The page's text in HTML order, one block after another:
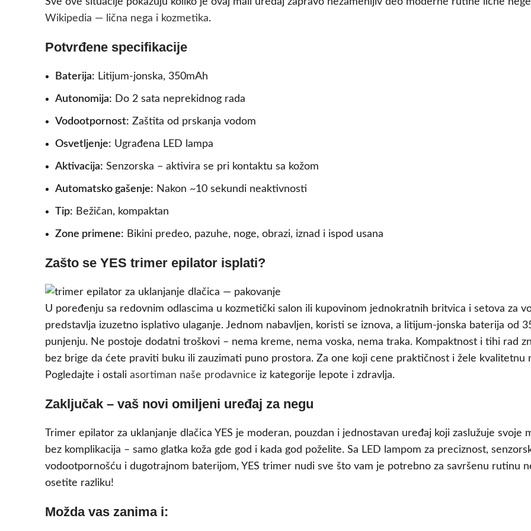
Wikipedia — lična nega i kozmetika.
Potvrđene specifikacije
Baterija: Litijum-jonska, 350mAh
Autonomija: Do 2 sata neprekidnog rada
Vodootpornost: Zaštita od prskanja vodom
Osvetljenje: Ugrađena LED lampa
Aktivacija: Senzorska – aktivira se pri kontaktu sa kožom
Automatsko gašenje: Nakon ~10 sekundi neaktivnosti
Tip: Bežičan, kompaktan
Zone primene: Bikini predeo, pazuhe, noge, obrazi, iznad i ispod usana
Zašto se YES trimer epilator isplati?
U poređenju sa redovnim odlascima u kozmetički salon ili kupovinom jednokratnih britvica i setova za
predstavlja izuzetno isplativo ulaganje. Jednom nabavljen, koristi se iznova, a litijum-jonska baterija od
punjenju. Ne postoje dodatni troškovi – nema kreme, nema voska, nema traka. Kompaktnost i tihi rad
bez brige da ćete praviti buku ili zauzimati puno prostora. Za one koji cene praktičnost i žele kvalitetnu
Pogledajte i ostali asortiman naše prodavnice iz kategorije lepote i zdravlja.
Zaključak – vaš novi omiljeni uređaj za negu
Trimer epilator za uklanjanje dlačica YES je moderan, pouzdan i jednostavan uređaj koji zaslužuje svoje
bez komplikacija – samo glatka koža gde god i kada god poželite. Sa LED lampom za preciznost,
vodootpornošću i dugotrajnom baterijom, YES trimer nudi sve što vam je potrebno za savršenu rutinu
osetite razliku!
Možda vas zanima i: